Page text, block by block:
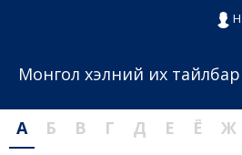
Монгол хэлний их
А Б В Г Д Е Ё Ж